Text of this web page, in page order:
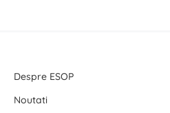
Despre ESOP
Noutati